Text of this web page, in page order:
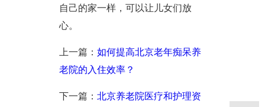
自己的家一样，可以让儿女们放
心。
上一篇： 如何提高北京老年痴呆养
老院的入住效率？
下一篇： 北京养老院医疗和护理资